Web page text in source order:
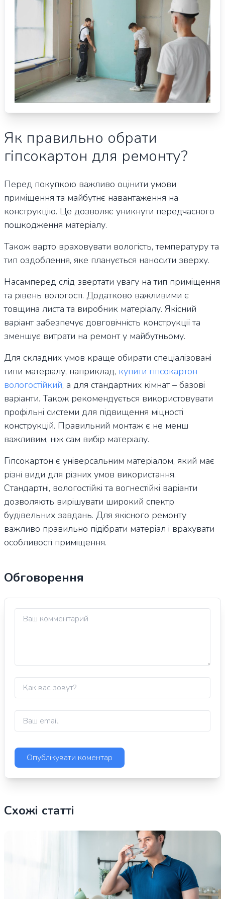
Як правильно обрати
гіпсокартон для ремонту?
Перед покупкою важливо оцінити умови
приміщення та майбутнє навантаження на
конструкцію. Це дозволяє уникнути передчасного
пошкодження матеріалу.
Також варто враховувати вологість, температуру та
тип оздоблення, яке планується наносити зверху.
Насамперед слід звертати увагу на тип приміщення
та рівень вологості. Додатково важливими є
товщина листа та виробник матеріалу. Якісний
варіант забезпечує довговічність конструкції та
зменшує витрати на ремонт у майбутньому.
Для складних умов краще обирати спеціалізовані
типи матеріалу, наприклад, купити гіпсокартон
вологостійкий, а для стандартних кімнат – базові
варіанти. Також рекомендується використовувати
профільні системи для підвищення міцності
конструкцій. Правильний монтаж є не менш
важливим, ніж сам вибір матеріалу.
Гіпсокартон є універсальним матеріалом, який має
різні види для різних умов використання.
Стандартні, вологостійкі та вогнестійкі варіанти
дозволяють вирішувати широкий спектр
будівельних завдань. Для якісного ремонту
важливо правильно підібрати матеріал і врахувати
особливості приміщення.
Обговорення
Схожі статті